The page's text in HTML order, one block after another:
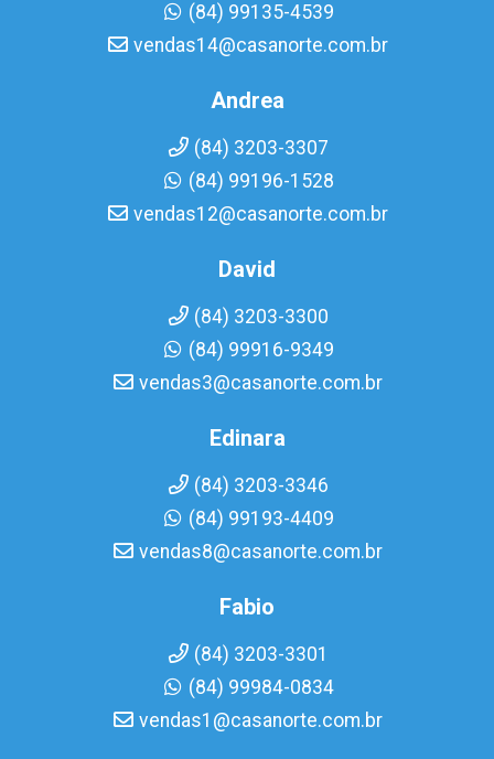
(84) 99135-4539
vendas14@casanorte.com.br
Andrea
(84) 3203-3307
(84) 99196-1528
vendas12@casanorte.com.br
David
(84) 3203-3300
(84) 99916-9349
vendas3@casanorte.com.br
Edinara
(84) 3203-3346
(84) 99193-4409
vendas8@casanorte.com.br
Fabio
(84) 3203-3301
(84) 99984-0834
vendas1@casanorte.com.br